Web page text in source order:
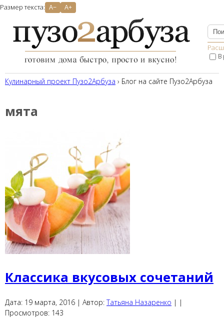
Размер текста: A− A+
В
Кулинарный проект Пузо2Aрбуза › Блог на сайте Пузо2Арбуза
мята
Классика вкусовых сочетаний
Дата: 19 марта, 2016 | Автор:Татьяна Назаренко | |
Просмотров: 143